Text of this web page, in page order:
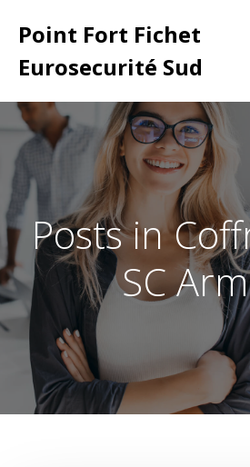
Point Fort Fichet
Eurosecurité Sud
Posts in
SC